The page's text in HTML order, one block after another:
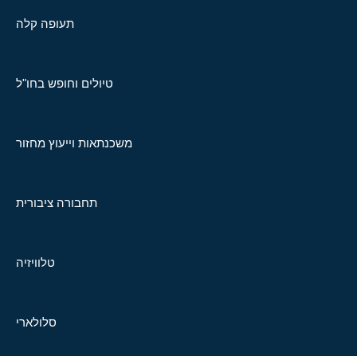
תעופה קלה
טיולים וחופש בחו"ל
משכנתאות וייעוץ מחזור
תחבורה ציבורית
טלוויזיה
סלולארי